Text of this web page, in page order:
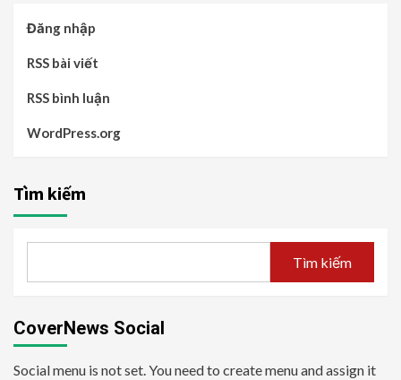
Đăng nhập
RSS bài viết
RSS bình luận
WordPress.org
Tìm kiếm
Tìm kiếm
CoverNews Social
Social menu is not set. You need to create menu and assign it